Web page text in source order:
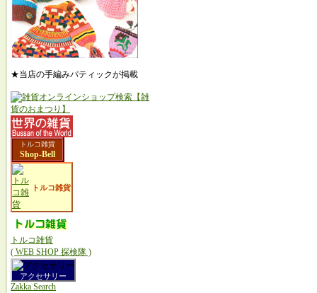
★当店の手編みパティックが掲載
トルコ雑貨
Shop-Bell
トルコ雑貨
トルコ雑貨
( WEB SHOP 探検隊 )
アクセサリー
Zakka Search